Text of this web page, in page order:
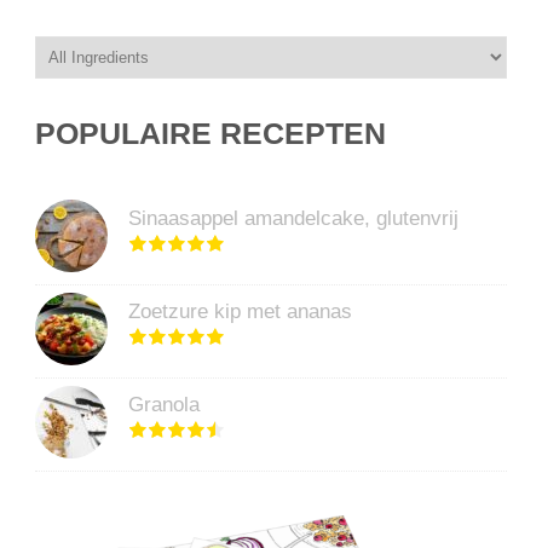
POPULAIRE RECEPTEN
Sinaasappel amandelcake, glutenvrij
Zoetzure kip met ananas
Granola